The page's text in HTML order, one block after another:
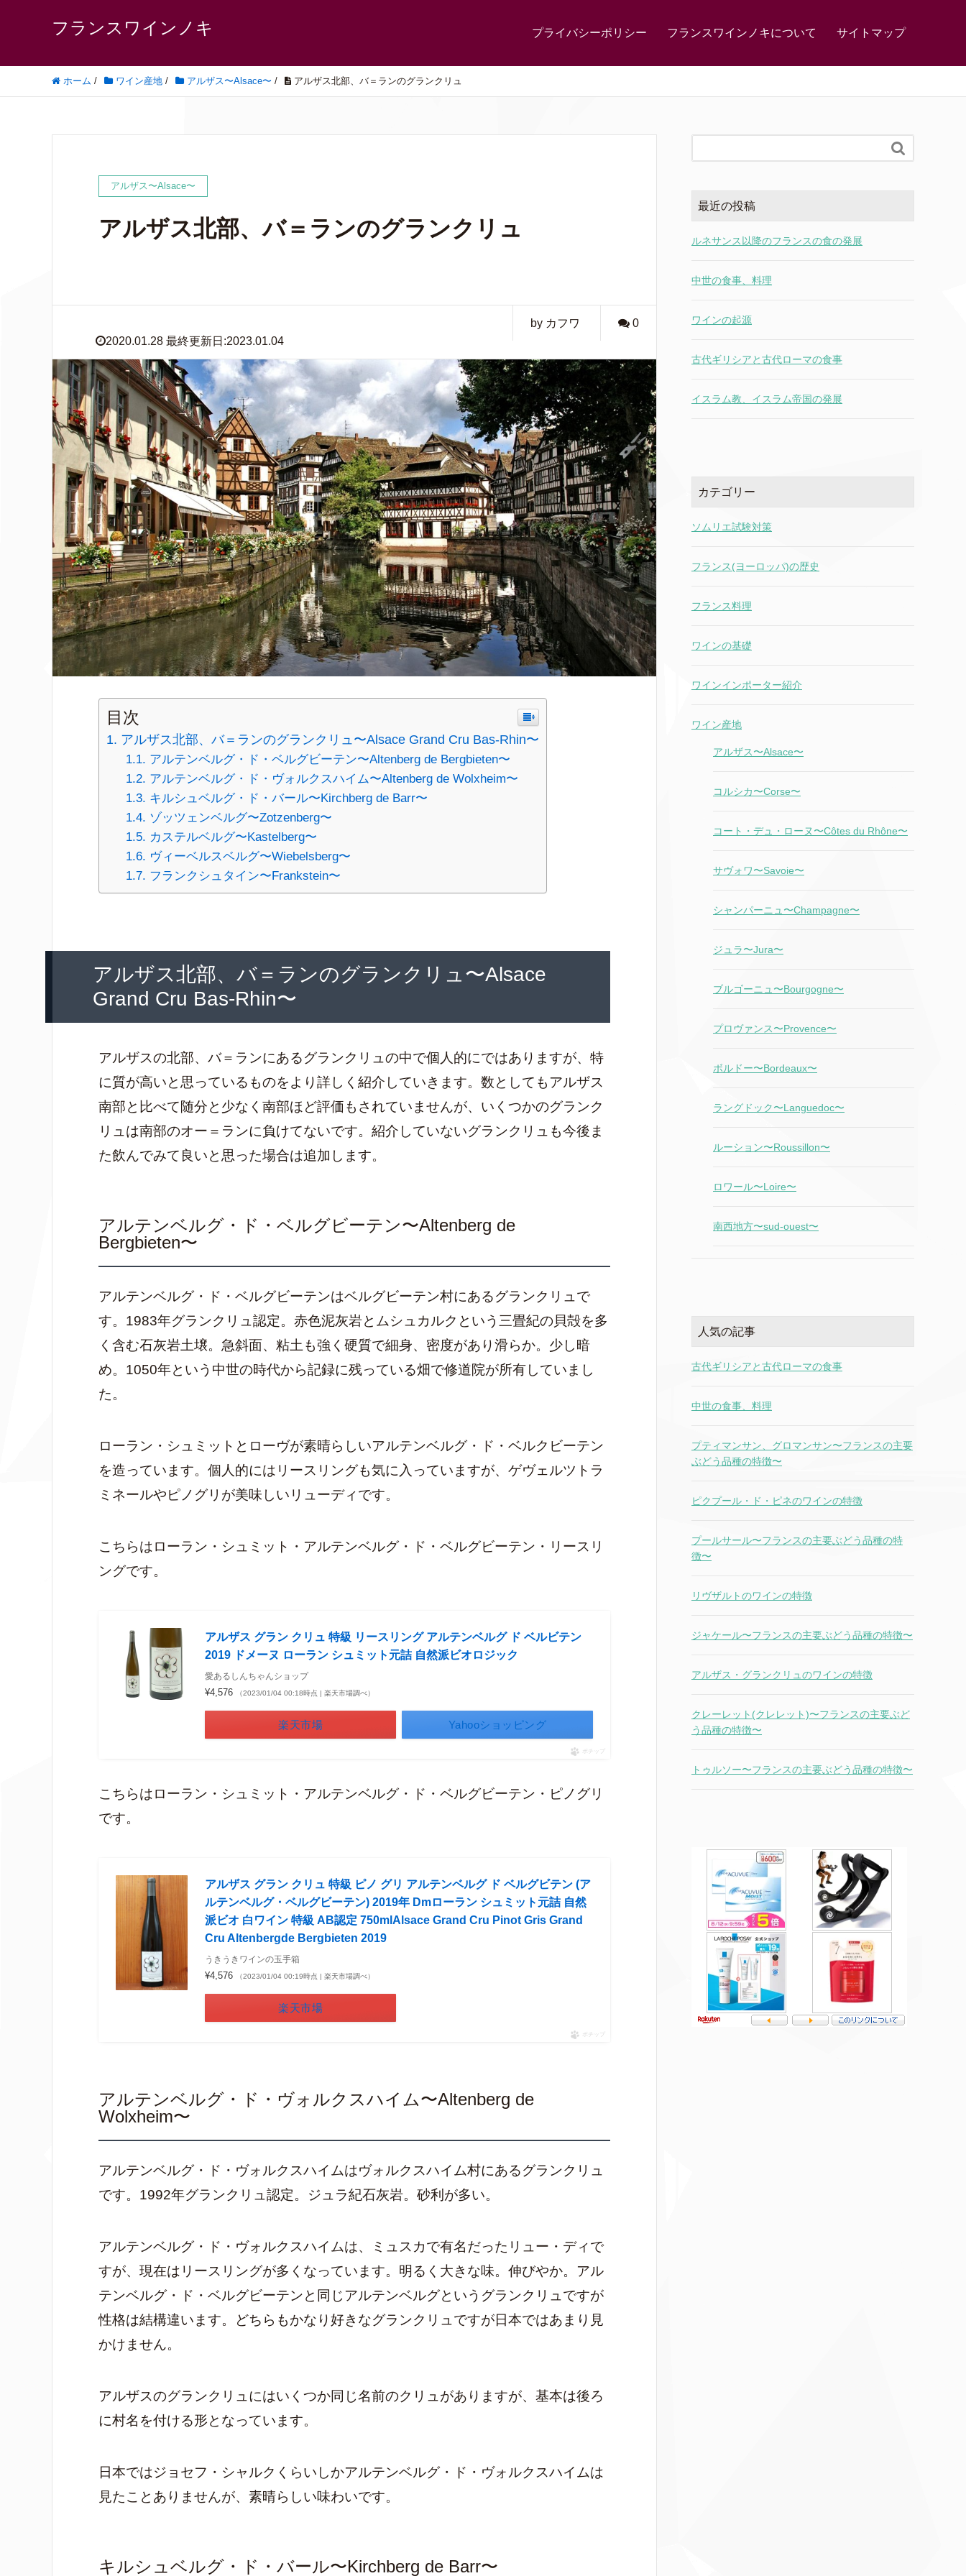
フランスワインノキ プライバシーポリシー フランスワインノキについて サイトマップ
ホーム / ワイン産地 / アルザス〜Alsace〜 / アルザス北部、バ＝ランのグランクリュ
アルザス〜Alsace〜
アルザス北部、バ＝ランのグランクリュ
2020.01.28 最終更新日:2023.01.04
by カフワ 0
目次
アルザス北部、バ＝ランのグランクリュ〜Alsace Grand Cru Bas-Rhin〜
アルテンベルグ・ド・ベルグビーテン〜Altenberg de Bergbieten〜
アルテンベルグ・ド・ヴォルクスハイム〜Altenberg de Wolxheim〜
キルシュベルグ・ド・バール〜Kirchberg de Barr〜
ゾッツェンベルグ〜Zotzenberg〜
カステルベルグ〜Kastelberg〜
ヴィーベルスベルグ〜Wiebelsberg〜
フランクシュタイン〜Frankstein〜
アルザス北部、バ＝ランのグランクリュ〜Alsace
Grand Cru Bas-Rhin〜
アルザスの北部、バ＝ランにあるグランクリュの中で個人的にではありますが、特
に質が高いと思っているものをより詳しく紹介していきます。数としてもアルザス
南部と比べて随分と少なく南部ほど評価もされていませんが、いくつかのグランク
リュは南部のオー＝ランに負けてないです。紹介していないグランクリュも今後ま
た飲んでみて良いと思った場合は追加します。
アルテンベルグ・ド・ベルグビーテン〜Altenberg de
Bergbieten〜
アルテンベルグ・ド・ベルグビーテンはベルグビーテン村にあるグランクリュで
す。1983年グランクリュ認定。赤色泥灰岩とムシュカルクという三畳紀の貝殻を多
く含む石灰岩土壌。急斜面、粘土も強く硬質で細身、密度があり滑らか。少し暗
め。1050年という中世の時代から記録に残っている畑で修道院が所有していまし
た。
ローラン・シュミットとローヴが素晴らしいアルテンベルグ・ド・ベルクビーテン
を造っています。個人的にはリースリングも気に入っていますが、ゲヴェルツトラ
ミネールやピノグリが美味しいリューディです。
こちらはローラン・シュミット・アルテンベルグ・ド・ベルグビーテン・リースリ
ングです。
アルザス グラン クリュ 特級 リースリング アルテンベルグ ド ベルビテン
2019 ドメーヌ ローラン シュミット元詰 自然派ビオロジック
愛あるしんちゃんショップ
¥4,576 （2023/01/04 00:18時点 | 楽天市場調べ）
楽天市場 Yahooショッピング
ポチップ
こちらはローラン・シュミット・アルテンベルグ・ド・ベルグビーテン・ピノグリ
です。
アルザス グラン クリュ 特級 ピノ グリ アルテンベルグ ド ベルグビテン (ア
ルテンベルグ・ベルグビーテン) 2019年 Dmローラン シュミット元詰 自然
派ビオ 白ワイン 特級 AB認定 750mlAlsace Grand Cru Pinot Gris Grand
Cru Altenbergde Bergbieten 2019
うきうきワインの玉手箱
¥4,576 （2023/01/04 00:19時点 | 楽天市場調べ）
楽天市場
ポチップ
アルテンベルグ・ド・ヴォルクスハイム〜Altenberg de
Wolxheim〜
アルテンベルグ・ド・ヴォルクスハイムはヴォルクスハイム村にあるグランクリュ
です。1992年グランクリュ認定。ジュラ紀石灰岩。砂利が多い。
アルテンベルグ・ド・ヴォルクスハイムは、ミュスカで有名だったリュー・ディで
すが、現在はリースリングが多くなっています。明るく大きな味。伸びやか。アル
テンベルグ・ド・ベルグビーテンと同じアルテンベルグというグランクリュですが
性格は結構違います。どちらもかなり好きなグランクリュですが日本ではあまり見
かけません。
アルザスのグランクリュにはいくつか同じ名前のクリュがありますが、基本は後ろ
に村名を付ける形となっています。
日本ではジョセフ・シャルクくらいしかアルテンベルグ・ド・ヴォルクスハイムは
見たことありませんが、素晴らしい味わいです。
キルシュベルグ・ド・バール〜Kirchberg de Barr〜

最近の投稿
ルネサンス以降のフランスの食の発展
中世の食事、料理
ワインの起源
古代ギリシアと古代ローマの食事
イスラム教、イスラム帝国の発展
カテゴリー
ソムリエ試験対策
フランス(ヨーロッパ)の歴史
フランス料理
ワインの基礎
ワインインポーター紹介
ワイン産地
アルザス〜Alsace〜
コルシカ〜Corse〜
コート・デュ・ローヌ〜Côtes du Rhône〜
サヴォワ〜Savoie〜
シャンパーニュ〜Champagne〜
ジュラ〜Jura〜
ブルゴーニュ〜Bourgogne〜
プロヴァンス〜Provence〜
ボルドー〜Bordeaux〜
ラングドック〜Languedoc〜
ルーション〜Roussillon〜
ロワール〜Loire〜
南西地方〜sud-ouest〜
人気の記事
古代ギリシアと古代ローマの食事
中世の食事、料理
プティマンサン、グロマンサン〜フランスの主要
ぶどう品種の特徴〜
ピクプール・ド・ピネのワインの特徴
プールサール〜フランスの主要ぶどう品種の特
徴〜
リヴザルトのワインの特徴
ジャケール〜フランスの主要ぶどう品種の特徴〜
アルザス・グランクリュのワインの特徴
クレーレット(クレレット)〜フランスの主要ぶど
う品種の特徴〜
トゥルソー〜フランスの主要ぶどう品種の特徴〜